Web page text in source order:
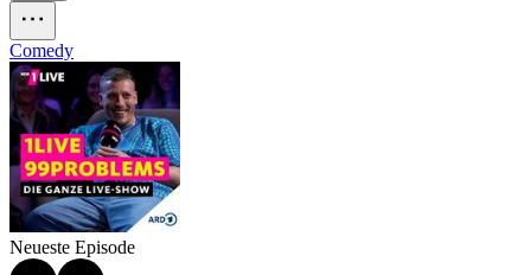
Comedy
Neueste Episode